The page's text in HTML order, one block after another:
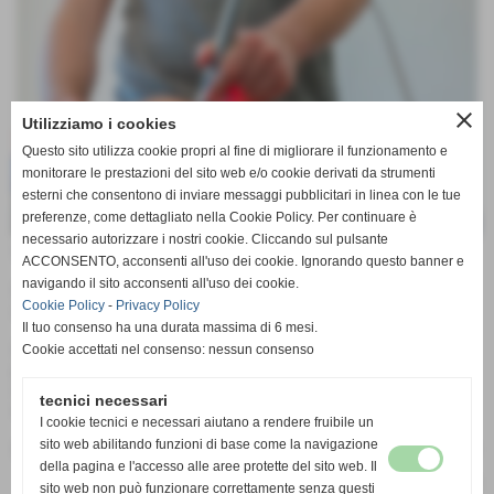
Dal mese di Maggio 2026 il Poliambulatorio si è dotato di un
apparecchio laser di nuova generazione.
Il laser, che viene utilizzato da fisioterapisti esperti, ha, per molte
effetti collaterali.
Per informazioni e prenotazioni contattare il numero 055-4269360
close
Utilizziamo i cookies
Questo sito utilizza cookie propri al fine di migliorare il funzionamento e
monitorare le prestazioni del sito web e/o cookie derivati da strumenti
esterni che consentono di inviare messaggi pubblicitari in linea con le tue
preferenze, come dettagliato nella Cookie Policy. Per continuare è
necessario autorizzare i nostri cookie. Cliccando sul pulsante
ACCONSENTO, acconsenti all'uso dei cookie. Ignorando questo banner e
navigando il sito acconsenti all'uso dei cookie.
Cookie Policy - Privacy Policy
Il tuo consenso ha una durata massima di 6 mesi.
Cookie accettati nel consenso: nessun consenso
tecnici necessari
I cookie tecnici e necessari aiutano a rendere fruibile un
sito web abilitando funzioni di base come la navigazione
della pagina e l'accesso alle aree protette del sito web. Il
sito web non può funzionare correttamente senza questi